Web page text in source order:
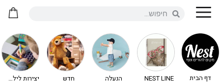
דף הבית NEST LINE הנעלה חדש יצירות לילדים - יצירה לילדים